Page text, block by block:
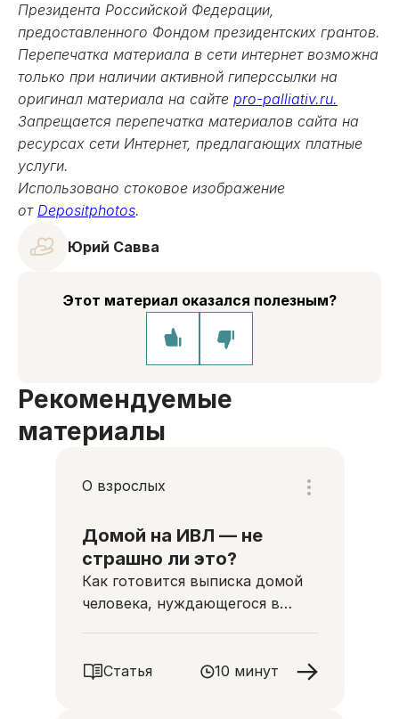
Президента Российской Федерации,
предоставленного Фондом президентских грантов.
Перепечатка материала в сети интернет возможна
только при наличии активной гиперссылки на
оригинал материала на сайте pro-palliativ.ru.
Запрещается перепечатка материалов сайта на
ресурсах сети Интернет, предлагающих платные
услуги.
Использовано стоковое изображение
от Depositphotos.
Юрий Савва
Этот материал оказался полезным?
Рекомендуемые
материалы
О взрослых
Домой на ИВЛ — не
страшно ли это?
Как готовится выписка домой
человека, нуждающегося в
Статья
10 минут